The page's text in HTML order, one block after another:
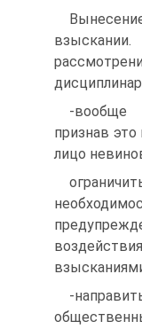
-вообще
признав
лицо
-